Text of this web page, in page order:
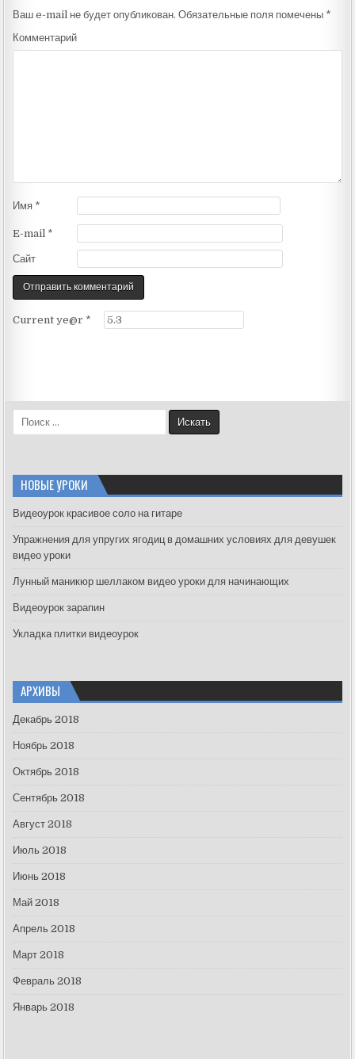
Ваш e-mail не будет опубликован. Обязательные поля помечены *
Комментарий
Имя *
E-mail *
Сайт
Current ye@r *
e
h
f
r
:
НОВЫЕ УРОКИ
Видеоурок красивое соло на гитаре
Упражнения для упругих ягодиц в домашних условиях для девушек
видео уроки
Лунный маникюр шеллаком видео уроки для начинающих
Видеоурок зарапин
Укладка плитки видеоурок
АРХИВЫ
Декабрь 2018
Ноябрь 2018
Октябрь 2018
Сентябрь 2018
Август 2018
Июль 2018
Июнь 2018
Май 2018
Апрель 2018
Март 2018
Февраль 2018
Январь 2018